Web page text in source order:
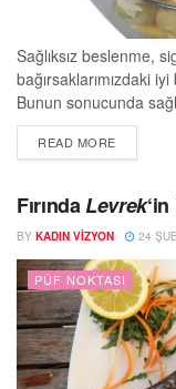
Sağlıksız beslenme,
bağırsaklarımızdaki
Bunun sonucunda
davetiye çıkarıyor.
Uzmanı Özge Öçal,
öğelerin atılımı
bozulmasıyla beraber
bağırsaklardaki toksik
READ MOREDETAILS
FırındaLevrek
BY KADIN VIZYON 24
PÜF NOKTASI